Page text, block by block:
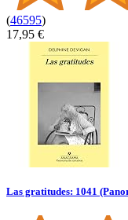
(46595)
17,95 €
Las gratitudes: 1041